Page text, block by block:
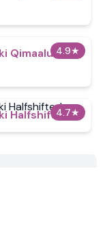
4.9★
Qimaalutit
4.7★
Halfshifted